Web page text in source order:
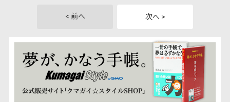
< 前へ 次へ >